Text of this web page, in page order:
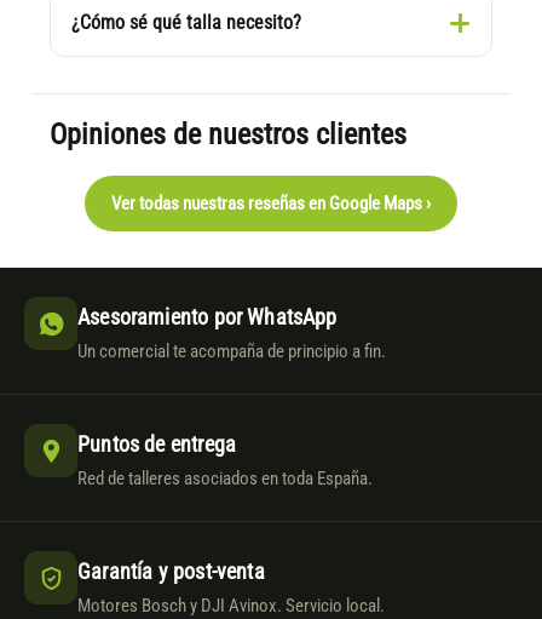
¿Cómo sé qué talla necesito?
Opiniones de nuestros clientes
Ver todas nuestras reseñas en Google Maps ›
Asesoramiento por WhatsApp
Un comercial te acompaña de principio a fin.
Puntos de entrega
Red de talleres asociados en toda España.
Garantía y post-venta
Motores Bosch y DJI Avinox. Servicio local.